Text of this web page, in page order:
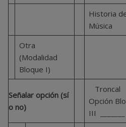
Historia
Música
Otra
(Modalidad
Bloque I)
Señalar opción (sí
o no)
Troncal
Opción
III _­______